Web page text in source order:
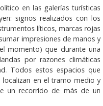
en las galerías turísticas
signos realizados con los
líticos, marcas rojas
impresiones de manos y
momento) que durante una
por razones climáticas
Todos estos espacios que
localizan en el tramo medio y
un recorrido de más de un